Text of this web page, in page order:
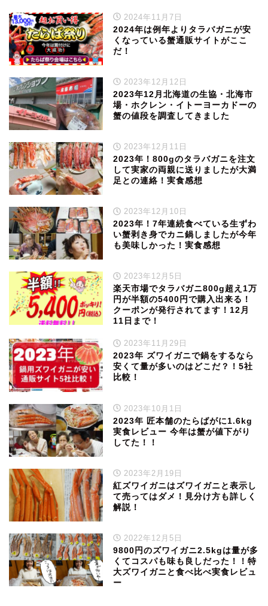
2024年11月7日
2024年は例年よりタラバガニが安
くなっている蟹通販サイトがここ
だ！
2023年12月12日
2023年12月北海道の生協・北海市
場・ホクレン・イトーヨーカドーの
蟹の値段を調査してきました
2023年12月11日
2023年！800gのタラバガニを注文
して実家の両親に送りましたが大満
足との連絡！実食感想
2023年12月10日
2023年！7年連続食べている生ずわ
い蟹剥き身でカニ鍋しましたが今年
も美味しかった！実食感想
2023年12月5日
楽天市場でタラバガニ800g超え1万
円が半額の5400円で購入出来る！
クーポンが発行されてます！12月
11日まで！
2023年11月29日
2023年 ズワイガニで鍋をするなら
安くて量が多いのはどこだ？！5社
比較！
2023年10月1日
2023年 匠本舗のたらばがに1.6kg
実食レビュー 今年は蟹が値下がり
してた！！
2023年2月19日
紅ズワイガニはズワイガニと表示し
て売ってはダメ！見分け方も詳しく
解説！
2022年12月5日
9800円のズワイガニ2.5kgは量が多
くてコスパも味も良しだった！！特
大ズワイガニと食べ比べ実食レビュ
ー